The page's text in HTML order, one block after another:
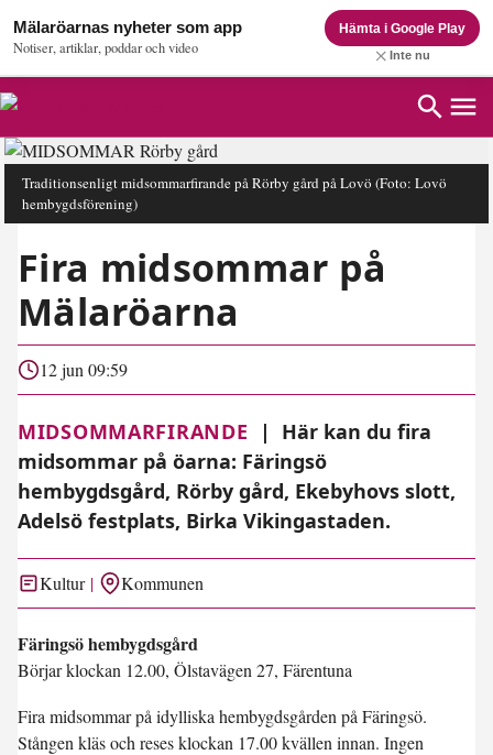
Mälaröarnas nyheter som app
Notiser, artiklar, poddar och video
Hämta i Google Play
Inte nu
Traditionsenligt midsommarfirande på Rörby gård på Lovö (Foto: Lovö
hembygdsförening)
Fira midsommar på
Mälaröarna
12 jun 09:59
MIDSOMMARFIRANDE |
Här kan du fira
midsommar på öarna: Färingsö
hembygdsgård, Rörby gård, Ekebyhovs slott,
Adelsö festplats, Birka Vikingastaden.
Kultur Kommunen
Färingsö hembygdsgård
Börjar klockan 12.00, Ölstavägen 27, Färentuna
Fira midsommar på idylliska hembygdsgården på Färingsö.
Stången kläs och reses klockan 17.00 kvällen innan. Ingen